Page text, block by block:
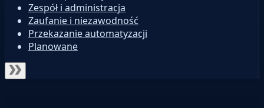
Zespół i administracja
Zaufanie i niezawodność
Przekazanie automatyzacji
Planowane